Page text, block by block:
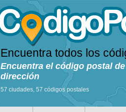
Encuentra todos los
Encuentra el código postal
dirección
57 ciudades, 57 códigos postales